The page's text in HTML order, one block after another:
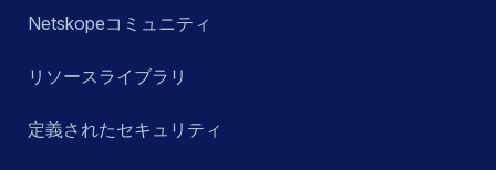
Netskopeコミュニティ
リソースライブラリ
定義されたセキュリティ